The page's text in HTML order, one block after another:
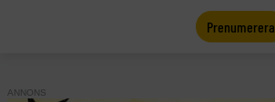
Prenumerera
ANNONS